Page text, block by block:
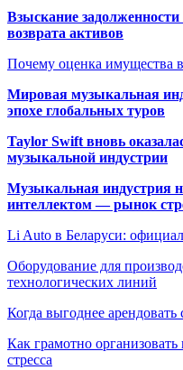
Взыскание
возврата активов
Почему оценка имущества
Мировая музыкальная
эпохе глобальных туров
Taylor Swift вновь
музыкальной индустрии
Музыкальная индустрия
интеллектом — рынок
Li Auto в Беларуси:
Оборудование для
технологических линий
Когда выгоднее
Как грамотно
стресса